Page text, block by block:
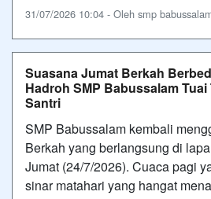
31/07/2026 10:04 - Oleh smp
Suasana Jumat Berkah
Hadroh SMP Babussalam
Santri
SMP Babussalam kembali
Berkah yang berlangsung di
Jumat (24/7/2026). Cuaca pagi
sinar matahari yang hangat